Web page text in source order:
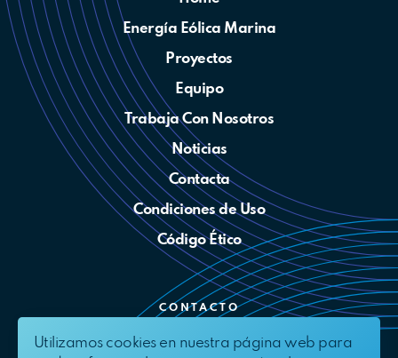
Energía Eólica Marina
Proyectos
Equipo
Trabaja Con Nosotros
Noticias
Contacta
Condiciones de Uso
Código Ético
CONTACTO
info@bluefloat.com
Utilizamos cookies en nuestra página web para